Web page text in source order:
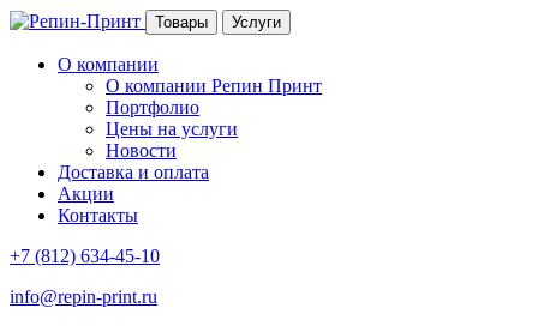
Товары Услуги
О компании
О компании Репин Принт
Портфолио
Цены на услуги
Новости
Доставка и оплата
Акции
Контакты
+7 (812) 634-45-10
info@repin-print.ru